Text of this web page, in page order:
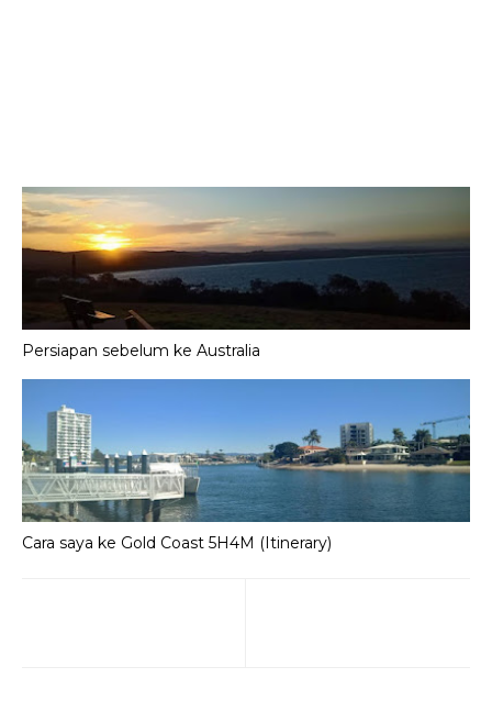
Persiapan sebelum ke Australia
Cara saya ke Gold Coast 5H4M (Itinerary)